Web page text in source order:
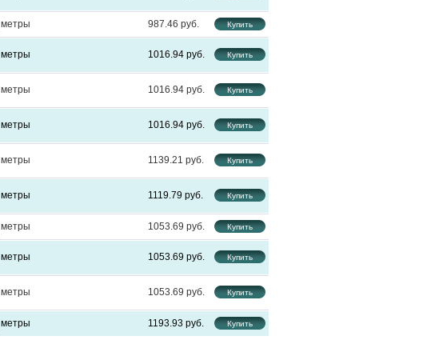
метры 987.46
метры 1016.94
метры 1016.94
метры 1016.94
метры 1139.21
метры 1119.79
метры 1053.69
метры 1053.69
метры 1053.69
метры 1193.93